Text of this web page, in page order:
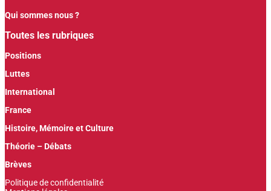
Qui sommes nous ?
Toutes les rubriques
Positions
Luttes
International
France
Histoire, Mémoire et Culture
Théorie – Débats
Brèves
Politique de confidentialité